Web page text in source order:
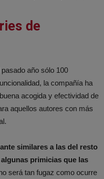
de
año sólo 100
la compañía ha
acogida y efectividad de
aquellos autores con más
similares a las del resto
primicias que las
será tan fugaz como ocurre